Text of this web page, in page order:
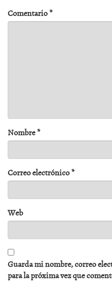
Comentario*
Nombre*
Correo electrónico*
Web
Guarda mi nombre, correo
para la próxima vez que